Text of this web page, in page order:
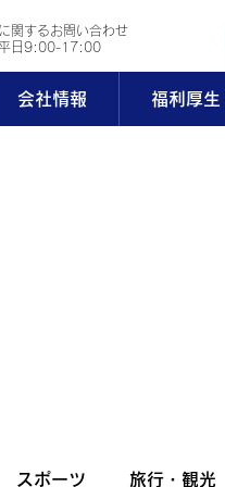
関するお問い合わせ
日9:00-17:00
会社情報 福利厚生
スポーツ 旅行・観光